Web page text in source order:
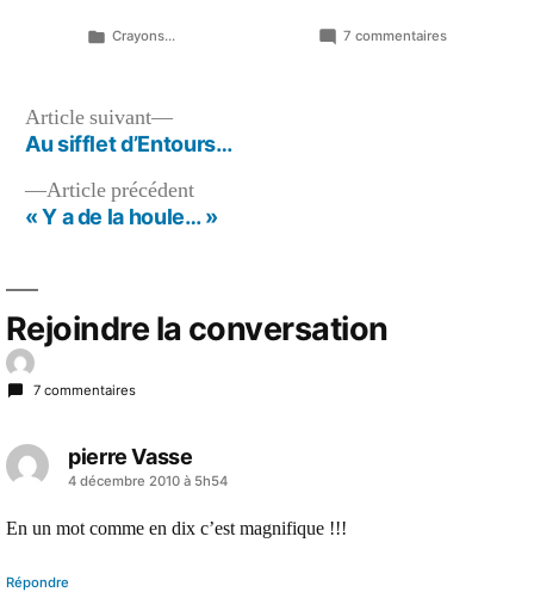
Publié
Crayons... 7 commentairessur
Navigation
de
l’article
Article précédentArticle
précédent :
« Y a de la houle… »
Article suivant
Article
suivant :
Au sifflet d’Entours…
Rejoindre la conversation
7 commentaires
pierre Vasse
a
dit :
4 décembre 2010 à 5h54
En un mot comme en dix c’est magnifique !!!
Répondre